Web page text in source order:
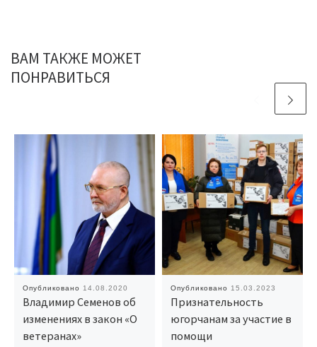
ВАМ ТАКЖЕ МОЖЕТ
ПОНРАВИТЬСЯ
Опубликовано 14.08.2020
Владимир Семенов об
изменениях в закон «О
ветеранах»
Опубликовано 15.03.2023
Признательность
югорчанам за участие в
помощи